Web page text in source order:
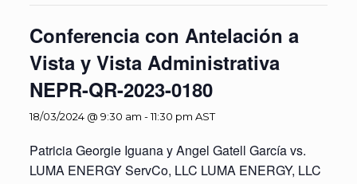
Conferencia con Antelación a
Vista y Vista Administrativa
NEPR-QR-2023-0180
18/03/2024 @ 9:30 am -11:30 pm AST
Patricia Georgie Iguana y Angel Gatell García vs.
LUMA ENERGY ServCo, LLC LUMA ENERGY, LLC